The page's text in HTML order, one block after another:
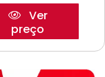
Ver
preço